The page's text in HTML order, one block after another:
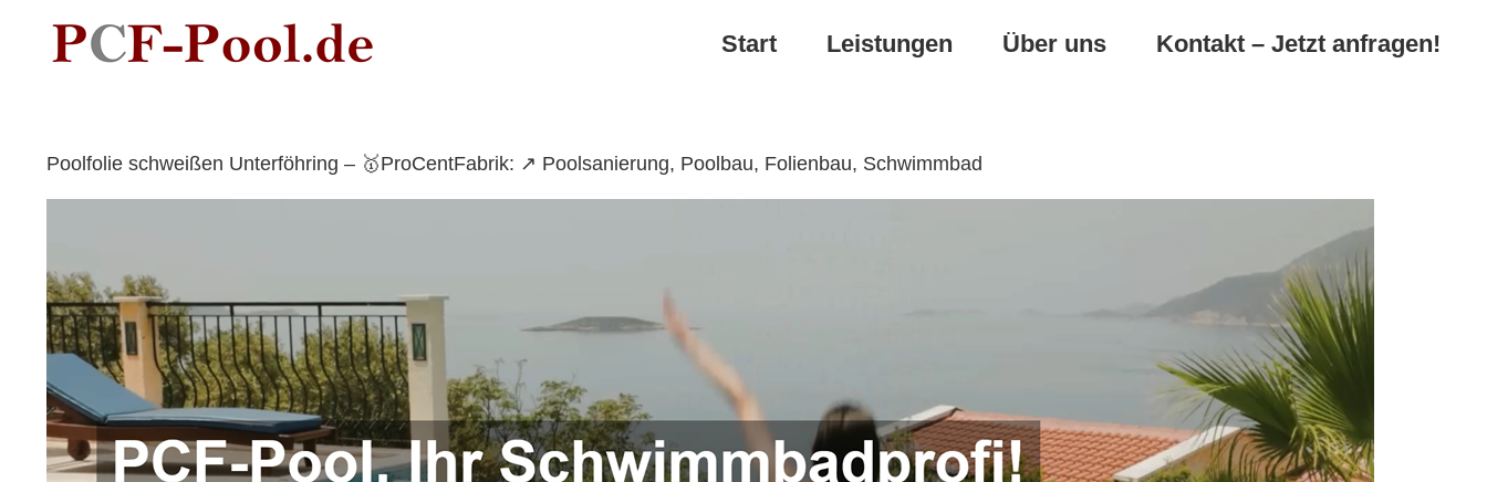
content
Start Leistungen Über uns Kontakt – Jetzt anfragen!
Poolfolie schweißen Unterföhring – 🥇ProCentFabrik: ↗️ Poolsanierung, Poolbau, Folienbau, Schwimmbad